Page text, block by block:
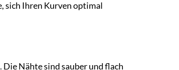
sich Ihren Kurven optimal
Nähte sind sauber und flach